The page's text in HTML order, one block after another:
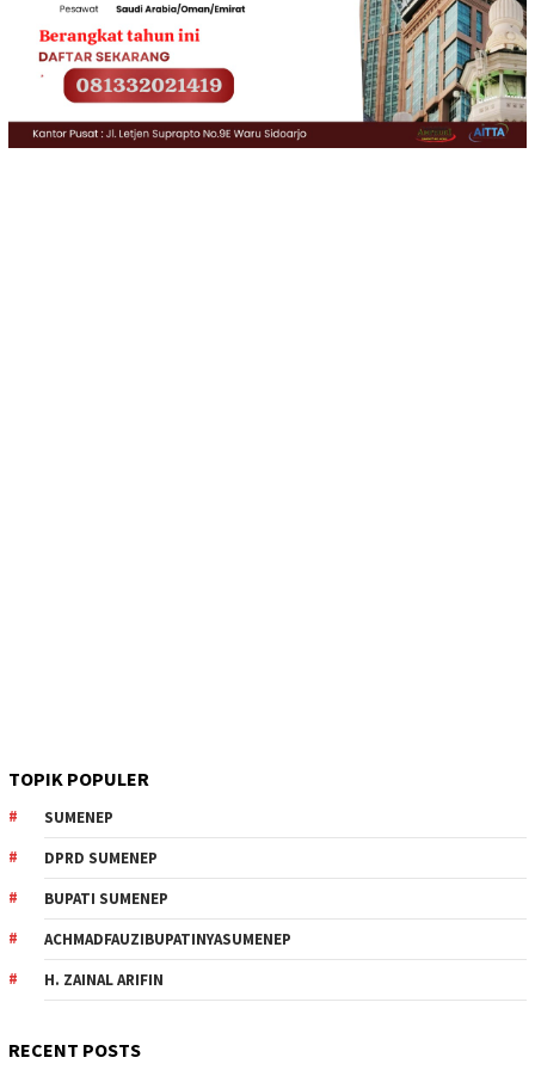
TOPIK POPULER
SUMENEP
DPRD SUMENEP
BUPATI SUMENEP
ACHMADFAUZIBUPATINYASUMENEP
H. ZAINAL ARIFIN
RECENT POSTS